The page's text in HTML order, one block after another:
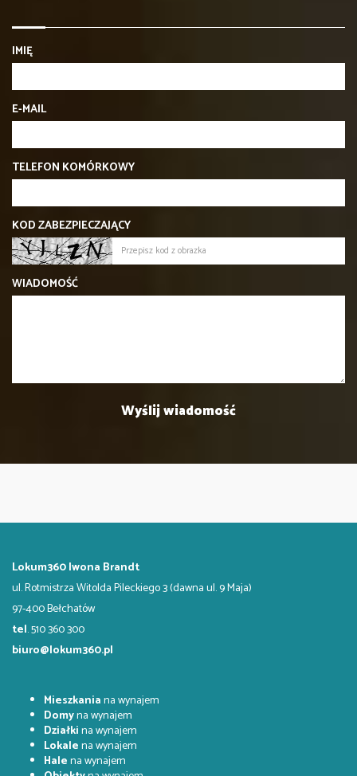
IMIĘ
E-MAIL
TELEFON KOMÓRKOWY
KOD ZABEZPIECZAJĄCY
WIADOMOŚĆ
Lokum360 Iwona Brandt
ul. Rotmistrza Witolda Pileckiego 3 (dawna ul. 9 Maja)
97-400 Bełchatów
tel. 510 360 300
biuro@lokum360.pl
Mieszkaniana wynajem
Domyna wynajem
Działkina wynajem
Lokalena wynajem
Halena wynajem